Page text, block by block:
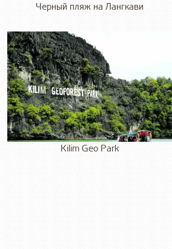
Черный пляж на Лангкави
Kilim Geo Park